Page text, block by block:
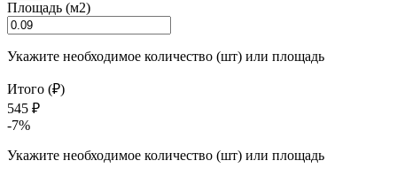
Площадь (м2)
Укажите необходимое количество (шт) или площадь
Итого (₽)
545 ₽
-7%
Укажите необходимое количество (шт) или площадь